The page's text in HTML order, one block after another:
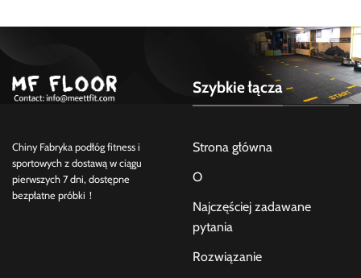
Chiny Fabryka podłóg fitness i
sportowych z dostawą w ciągu
pierwszych 7 dni, dostępne
bezpłatne próbki！
Szybkie łącza
Strona główna
O
Najczęściej zadawane
pytania
Rozwiązanie